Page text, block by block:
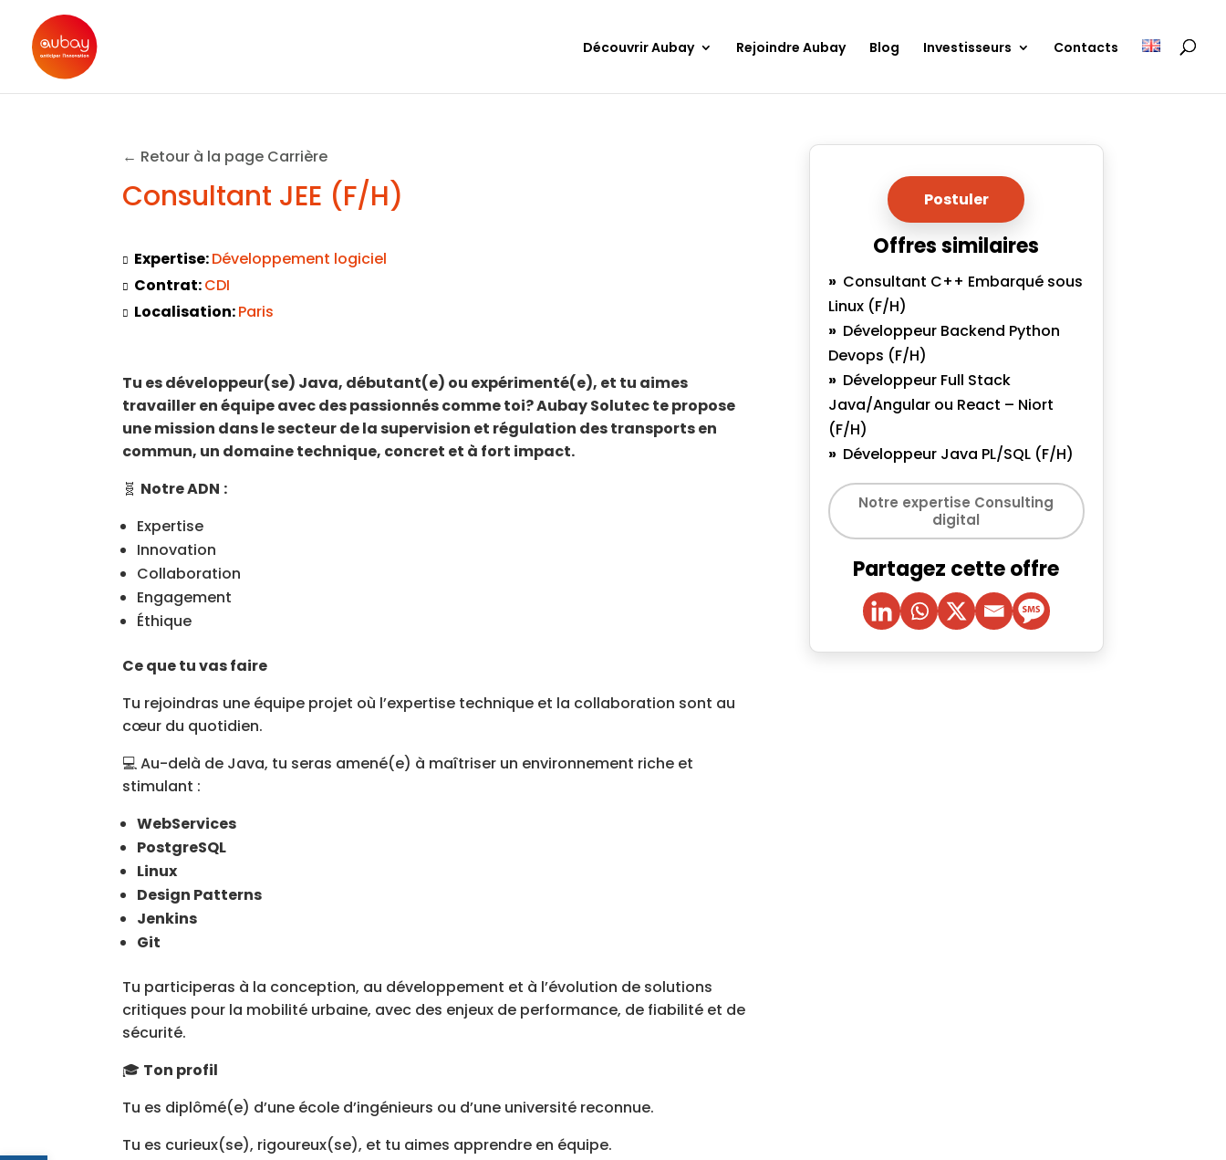
Découvrir Aubay Rejoindre Aubay Blog Investisseurs Contacts
← Retour à la page Carrière
Consultant JEE (F/H)
Expertise:Développement logiciel
Contrat:CDI
Localisation:Paris
Tu es développeur(se) Java, débutant(e) ou expérimenté(e), et tu aimes
travailler en équipe avec des passionnés comme toi? Aubay Solutec te propose
une mission dans le secteur de la supervision et régulation des transports en
commun, un domaine technique, concret et à fort impact.
🧬 Notre ADN :
Expertise
Innovation
Collaboration
Engagement
Éthique
Ce que tu vas faire
Tu rejoindras une équipe projet où l’expertise technique et la collaboration sont au
cœur du quotidien.
💻 Au-delà de Java, tu seras amené(e) à maîtriser un environnement riche et
stimulant :
WebServices
PostgreSQL
Linux
Design Patterns
Jenkins
Git
Tu participeras à la conception, au développement et à l’évolution de solutions
critiques pour la mobilité urbaine, avec des enjeux de performance, de fiabilité et de
sécurité.
🎓 Ton profil
Tu es diplômé(e) d’une école d’ingénieurs ou d’une université reconnue.
Tu es curieux(se), rigoureux(se), et tu aimes apprendre en équipe.
Postuler
Offres similaires
Consultant C++ Embarqué sous
Linux (F/H)
Développeur Backend Python
Devops (F/H)
Développeur Full Stack
Java/Angular ou React – Niort
(F/H)
Développeur Java PL/SQL (F/H)
Notre expertise Consulting
digital
Partagez cette offre